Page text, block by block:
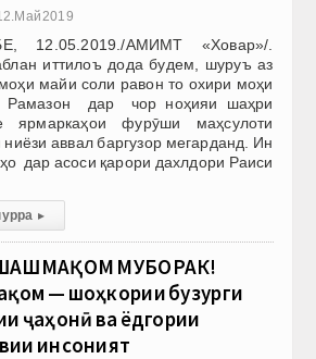
2019
12.05.2019./АМИМТ «Ховар»/.
иттилоъ дода будем, шуруъ аз
майи соли равон то охири моҳи
Рамазон дар чор ноҳияи шаҳри
ярмаркаҳои фурӯши маҳсулоти
аввал баргузор мегарданд. Ин
дар асоси қарори дахлдори Раиси
▸
МУБОРАК!
— шоҳкории бузурги
ҷаҳонӣ ва ёдгории
инсоният